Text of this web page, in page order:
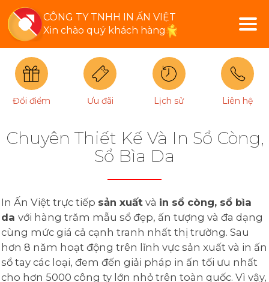
CÔNG TY TNHH IN ẤN VIỆT
Xin chào quý khách hàng
Đổi điểm Ưu đãi Lịch sử Liên hệ
Chuyên Thiết Kế Và In Sổ Còng,
Sổ Bìa Da
In Ấn Việt trực tiếp sản xuất và in sổ còng, sổ bìa
da với hàng trăm mẫu sổ đẹp, ấn tượng và đa dạng
cùng mức giá cả cạnh tranh nhất thị trường. Sau
hơn 8 năm hoạt động trên lĩnh vực sản xuất và in ấn
sổ tay các loại, đem đến giải pháp in ấn tối ưu nhất
cho hơn 5000 công ty lớn nhỏ trên toàn quốc. Vì vậy,